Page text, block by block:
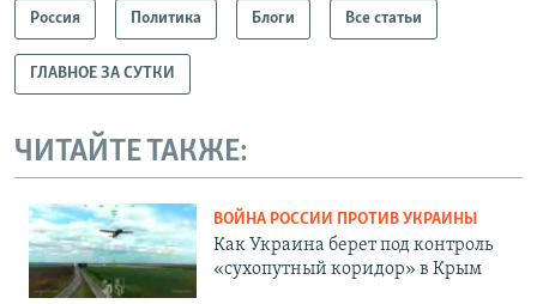
Россия Политика Блоги Все статьи
ГЛАВНОЕ ЗА СУТКИ
ЧИТАЙТЕ ТАКЖЕ:
ВОЙНА РОССИИ ПРОТИВ УКРАИНЫ
Как Украина берет под контроль
«сухопутный коридор» в Крым